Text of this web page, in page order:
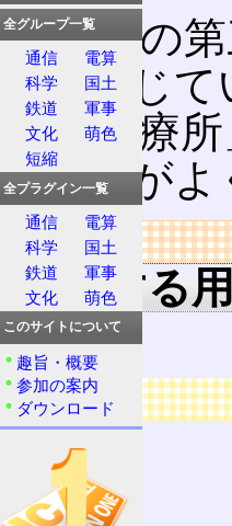
医療法の
とを禁じ
「○○診療
うな例がよ
リンク
関連する
病院
広告
全グループ一覧
通信
電算
科学
国土
鉄道
軍事
文化
萌色
短縮
全プラグイン一覧
通信
電算
科学
国土
鉄道
軍事
文化
萌色
このサイトについて
趣旨・概要
参加の案内
ダウンロード